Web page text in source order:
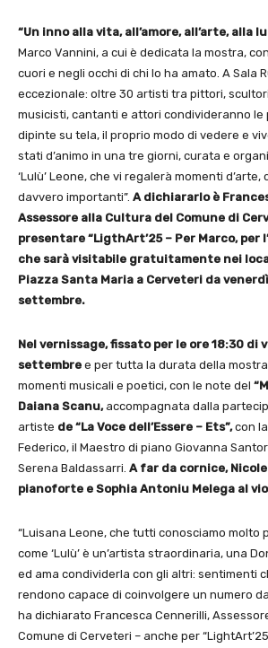
“Un inno alla vita, all’amore, all’arte, alla
Marco Vannini, a cui è dedicata la mostra,
cuori e negli occhi di chi lo ha amato. A Sala
eccezionale: oltre 30 artisti tra pittori,
musicisti, cantanti e attori condivideranno le
dipinte su tela, il proprio modo di vedere e
stati d’animo in una tre giorni, curata e
‘Lulù’ Leone, che vi regalerà momenti
davvero importanti”. A dichiararlo è
Assessore alla Cultura del Comune di
presentare “LigthArt’25 – Per Marco, per
che sarà visitabile gratuitamente nei
Piazza Santa Maria a Cerveteri da
settembre.
Nel vernissage, fissato per le ore 18:30 di
settembre e per tutta la durata della
momenti musicali e poetici, con le note del
Daiana Scanu,accompagnata dalla
artiste de “La Voce dell’Essere – Ets”,con
Federico, il Maestro di piano Giovanna
Serena Baldassarri. A far da cornice,
pianoforte e Sophia Antoniu Melega al
“Luisana Leone, che tutti conosciamo molto
come ‘Lulù’ è un’artista straordinaria, una
ed ama condividerla con gli altri: sentimenti
rendono capace di coinvolgere un numero
ha dichiarato Francesca Cennerilli,
Comune di Cerveteri – anche per